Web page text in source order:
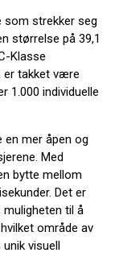
som strekker seg
størrelse på 39,1
Klasse
er takket være
1.000 individuelle
en mer åpen og
Med
bytte mellom
Det er
til å
område av
visuell